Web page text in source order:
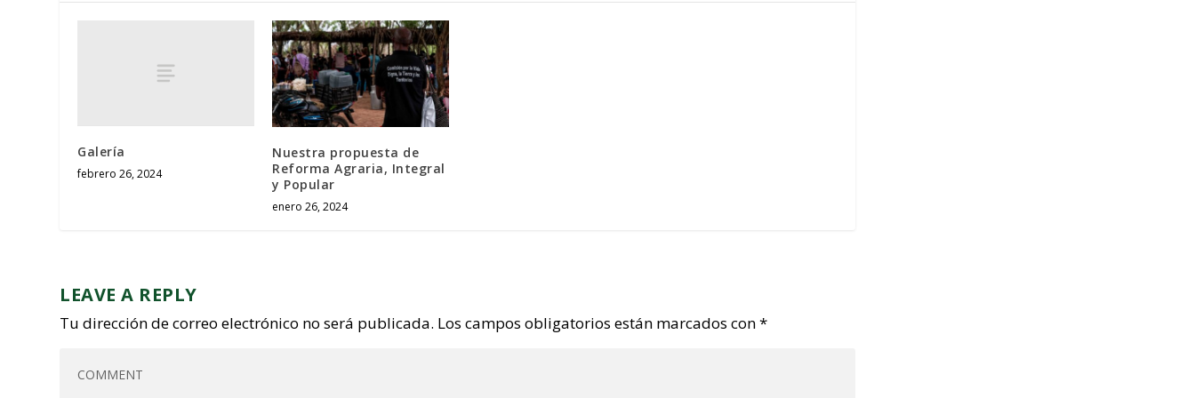
Galería
febrero 26, 2024
Nuestra propuesta de
Reforma Agraria, Integral
y Popular
enero 26, 2024
LEAVE A REPLY
Tu dirección de correo electrónico no será publicada. Los campos obligatorios están marcados con*